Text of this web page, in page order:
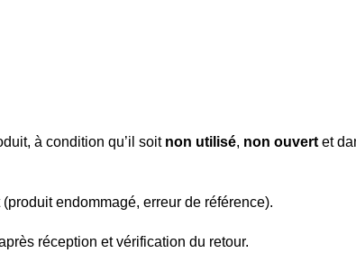
à condition qu’il soit non utilisé, non ouvertet
endommagé, erreur de référence).
réception et vérification du retour.